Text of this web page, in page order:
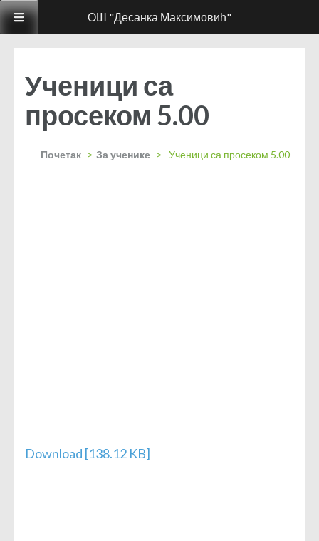
Ученици са
просеком 5.00
Почетак > За ученике > Ученици са просеком 5.00
Download [138.12 KB]
ОШ "Десанка Максимовић"